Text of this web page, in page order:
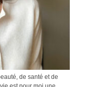
de santé et de